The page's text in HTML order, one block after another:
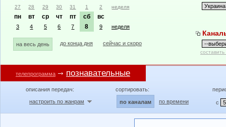
27 28 29 30 31 1 2 неделя
пн вт ср чт пт сб вс
3 4 5 6 7 8 9 неделя
на весь день до конца дня сейчас и скоро
телепрограмма познавательные
описания передач:
настроить по жанрам
сортировать:
по каналам по времени с